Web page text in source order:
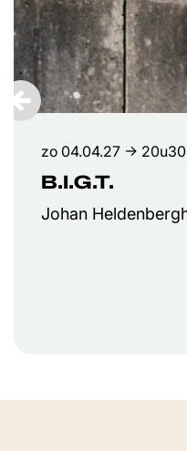
B.I.G.T.
Johan
zo 04.04.27 → 20u30